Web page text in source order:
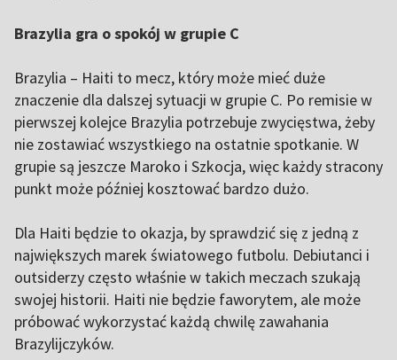
Brazylia gra o spokój w grupie C
Brazylia – Haiti to mecz, który może mieć duże
znaczenie dla dalszej sytuacji w grupie C. Po remisie w
pierwszej kolejce Brazylia potrzebuje zwycięstwa, żeby
nie zostawiać wszystkiego na ostatnie spotkanie. W
grupie są jeszcze Maroko i Szkocja, więc każdy stracony
punkt może później kosztować bardzo dużo.
Dla Haiti będzie to okazja, by sprawdzić się z jedną z
największych marek światowego futbolu. Debiutanci i
outsiderzy często właśnie w takich meczach szukają
swojej historii. Haiti nie będzie faworytem, ale może
próbować wykorzystać każdą chwilę zawahania
Brazylijczyków.